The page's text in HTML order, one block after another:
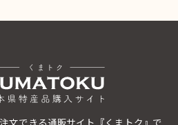
文できる通販サイト『くまトク』で